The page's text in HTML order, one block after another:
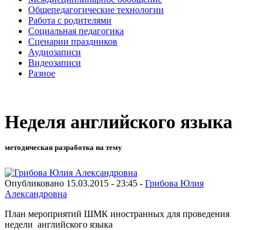
Общепедагогические технологии
Работа с родителями
Социальная педагогика
Сценарии праздников
Аудиозаписи
Видеозаписи
Разное
Неделя английского языка
методическая разработка на тему
Опубликовано 15.03.2015 - 23:45 - Грибова Юлия
Александровна
План мероприятий ШМК иностранных для проведения
недели английского языка